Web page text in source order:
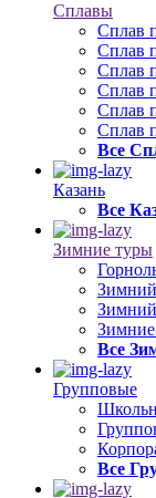
Сплавы
Сплав
Сплав
Сплав
Сплав
Сплав
Сплав
Все
Казань
Все
Зимние туры
Все
Групповые
Все